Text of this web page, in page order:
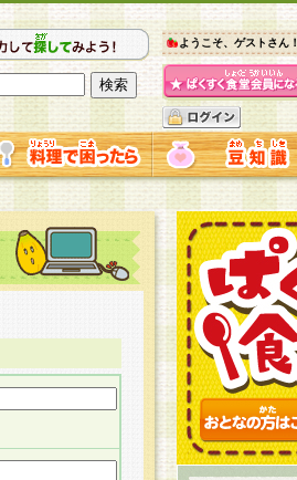
ようこそ、ゲストさん！